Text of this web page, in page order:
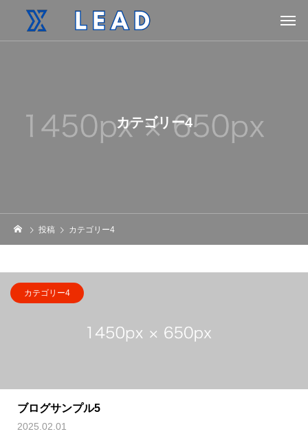
カテゴリー4
投稿 カテゴリー4
カテゴリー4
ブログサンプル5
2025.02.01